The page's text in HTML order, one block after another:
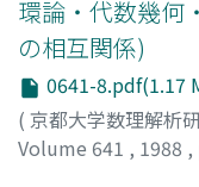
環論・代数幾何
の相互関係)
0641-8.pdf(1.17
( 京都大学数理解析
Volume 641 , 1988 ,